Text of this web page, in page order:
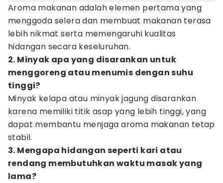
Aroma makanan adalah elemen pertama yang
menggoda selera dan membuat makanan terasa
lebih nikmat serta memengaruhi kualitas
hidangan secara keseluruhan.
2. Minyak apa yang disarankan untuk
menggoreng atau menumis dengan suhu
tinggi?
Minyak kelapa atau minyak jagung disarankan
karena memiliki titik asap yang lebih tinggi, yang
dapat membantu menjaga aroma makanan tetap
stabil.
3. Mengapa hidangan seperti kari atau
rendang membutuhkan waktu masak yang
lama?